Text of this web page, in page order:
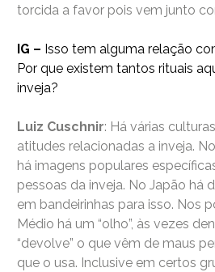
torcida a favor pois vem junto
IG – Isso tem alguma relação
Por que existem tantos rituais
inveja?
Luiz Cuschnir: Há várias
atitudes relacionadas a inveja.
há imagens populares
pessoas da inveja. No Japão há
em bandeirinhas para isso. Nos
Médio há um “olho”, às vezes
“devolve” o que vêm de maus
que o usa. Inclusive em certos